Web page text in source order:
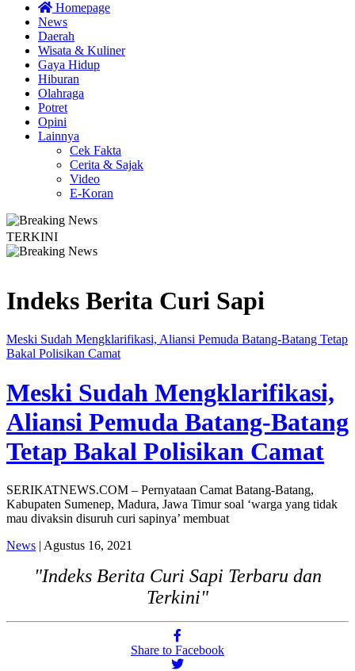
Homepage
News
Daerah
Wisata & Kuliner
Gaya Hidup
Hiburan
Olahraga
Potret
Opini
Lainnya
Cek Fakta
Cerita & Sajak
Video
E-Koran
TERKINI
Indeks Berita Curi Sapi
Meski Sudah Mengklarifikasi, Aliansi Pemuda Batang-Batang Tetap
Bakal Polisikan Camat
Meski Sudah Mengklarifikasi,
Aliansi Pemuda Batang-Batang
Tetap Bakal Polisikan Camat
SERIKATNEWS.COM – Pernyataan Camat Batang-Batang,
Kabupaten Sumenep, Madura, Jawa Timur soal ‘warga yang tidak
mau divaksin disuruh curi sapinya’ membuat
News | Agustus 16, 2021
"Indeks Berita Curi Sapi Terbaru dan
Terkini"
Share to Facebook